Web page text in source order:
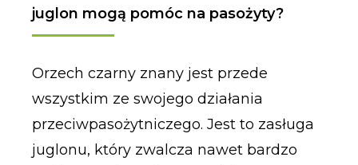
juglon mogą pomóc na pasożyty?
Orzech czarny znany jest przede
wszystkim ze swojego działania
przeciwpasożytniczego. Jest to zasługa
juglonu, który zwalcza nawet bardzo